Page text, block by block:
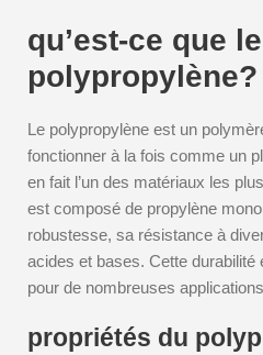
qu’est-ce que le
polypropylène?
Le polypropylène est un
fonctionner à la fois comme un
en fait l’un des matériaux les
est composé de propylène
robustesse, sa résistance à
acides et bases. Cette durabilité
pour de nombreuses
propriétés du